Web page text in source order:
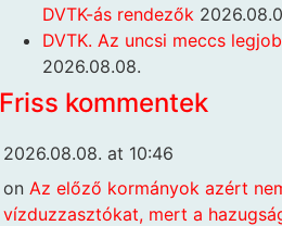
DVTK-ás rendezők
DVTK. Az uncsi meccs
2026.08.08.
Friss kommentek
2026.08.08. at 10:46
on Az előző kormányok azért
vízduzzasztókat, mert a